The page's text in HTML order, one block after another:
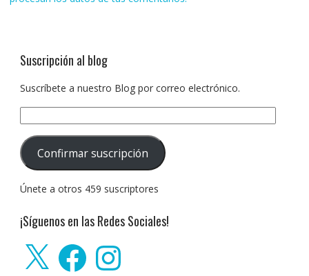
Suscripción al blog
Suscríbete a nuestro Blog por correo electrónico.
correo
electrónico:
Confirmar suscripción
Únete a otros 459 suscriptores
¡Síguenos en las Redes Sociales!
FacebookInstagram